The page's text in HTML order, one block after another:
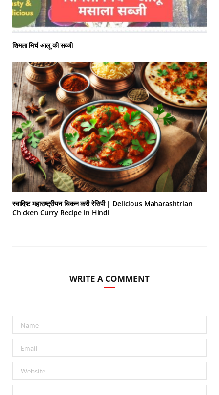
शिमला मिर्च आलू की सब्जी
स्वादिष्ट महाराष्ट्रीयन चिकन करी रेसिपी | Delicious Maharashtrian
Chicken Curry Recipe in Hindi
WRITE A COMMENT